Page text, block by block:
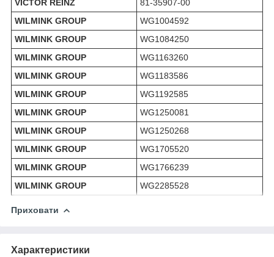
VICTOR REINZ
81-35907-00
WILMINK GROUP
WG1004592
WILMINK GROUP
WG1084250
WILMINK GROUP
WG1163260
WILMINK GROUP
WG1183586
WILMINK GROUP
WG1192585
WILMINK GROUP
WG1250081
WILMINK GROUP
WG1250268
WILMINK GROUP
WG1705520
WILMINK GROUP
WG1766239
WILMINK GROUP
WG2285528
Приховати
Характеристики